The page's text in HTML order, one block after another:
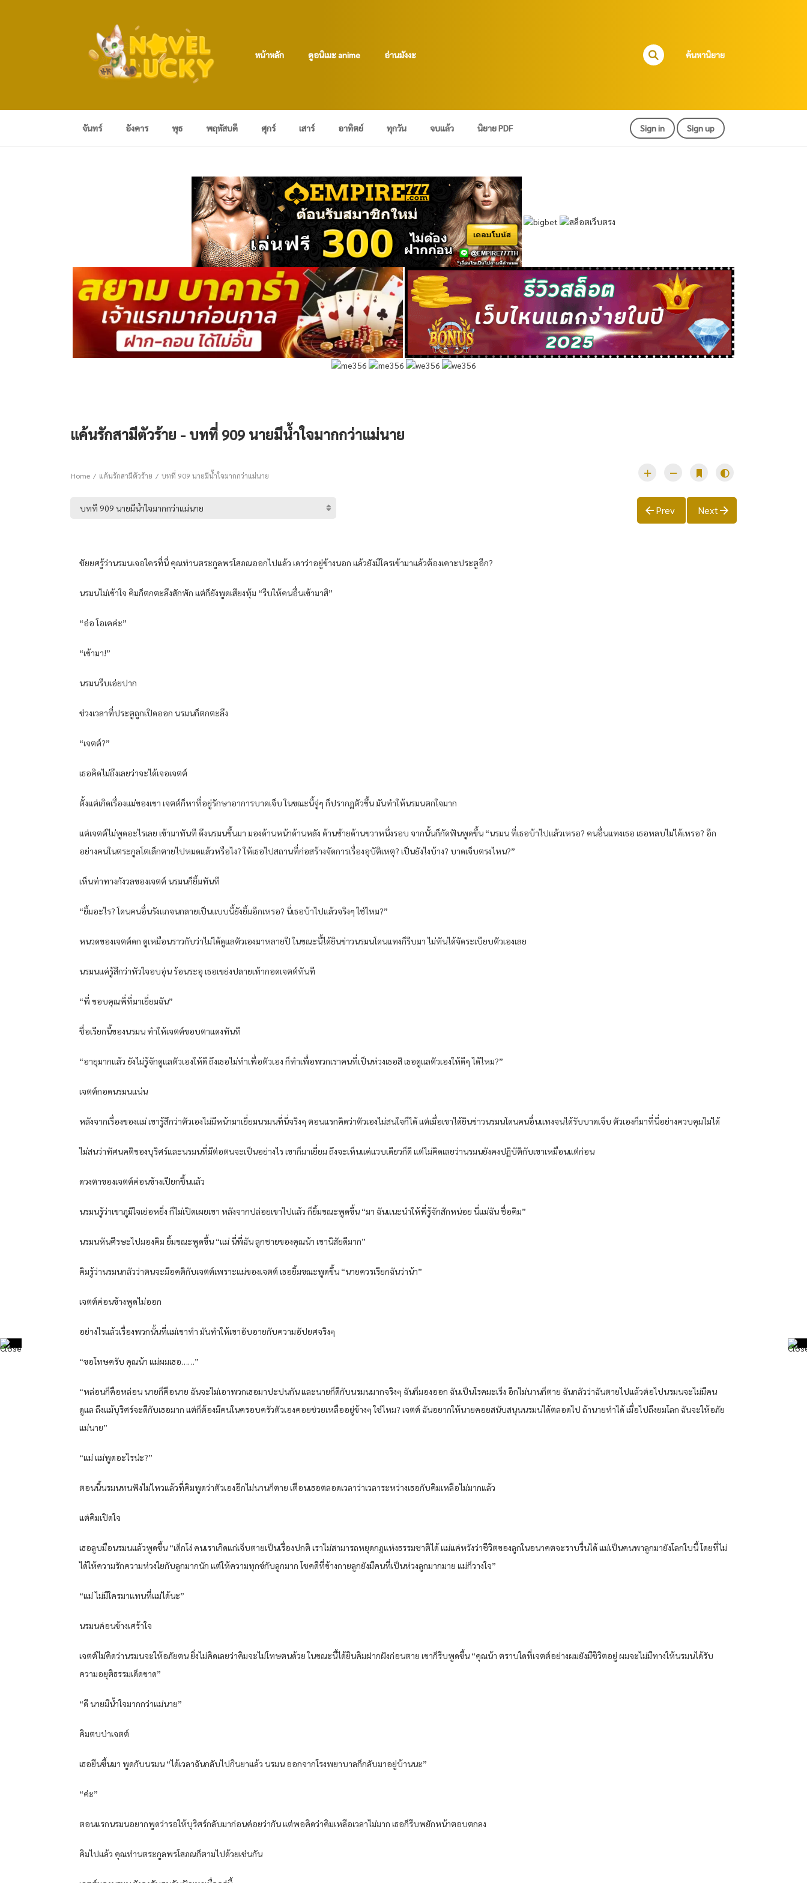
หน้าหลัก ดูอนิเมะ anime อ่านมังงะ ค้นหานิยาย
จันทร์ อังคาร พุธ พฤหัสบดี ศุกร์ เสาร์ อาทิตย์ ทุกวัน จบแล้ว นิยาย PDF Sign in Sign up
แค้นรักสามีตัวร้าย - บทที่ 909 นายมีน้ำใจมากกว่าแม่นาย
Home แค้นรักสามีตัวร้าย บทที่ 909 นายมีน้ำใจมากกว่าแม่นาย
Prev Next
ชัยยศรู้ว่านรมนเจอใครที่นี่ คุณท่านตระกูลพรโสภณออกไปแล้ว เดาว่าอยู่ข้างนอก แล้วยังมีใครเข้ามาแล้วต้องเคาะประตูอีก?
นรมนไม่เข้าใจ คิมก็ตกตะลึงสักพัก แต่ก็ยังพูดเสียงทุ้ม “รีบให้คนอื่นเข้ามาสิ”
“อ่อ โอเคค่ะ”
“เข้ามา!”
นรมนรีบเอ่ยปาก
ช่วงเวลาที่ประตูถูกเปิดออก นรมนก็ตกตะลึง
“เจตต์?”
เธอคิดไม่ถึงเลยว่าจะได้เจอเจตต์
ตั้งแต่เกิดเรื่องแม่ของเขา เจตต์ก็หาที่อยู่รักษาอาการบาดเจ็บ ในขณะนี้จู่ๆ ก็ปรากฏตัวขึ้น มันทำให้นรมนตกใจมาก
แต่เจตต์ไม่พูดอะไรเลย เข้ามาทันที ดึงนรมนขึ้นมา มองด้านหน้าด้านหลัง ด้านซ้ายด้านขวาหนึ่งรอบ จากนั้นก็กัดฟันพูดขึ้น “นรมน ที่เธอบ้าไปแล้วเหรอ? คนอื่นแทงเธอ เธอหลบไม่ได้เหรอ? อีก
อย่างคนในตระกูลโตเล็กตายไปหมดแล้วหรือไง? ให้เธอไปสถานที่ก่อสร้างจัดการเรื่องอุบัติเหตุ? เป็นยังไงบ้าง? บาดเจ็บตรงไหน?”
เห็นท่าทางกังวลของเจตต์ นรมนก็ยิ้มทันที
“ยิ้มอะไร? โดนคนอื่นรังแกจนกลายเป็นแบบนี้ยังยิ้มอีกเหรอ? นี่เธอบ้าไปแล้วจริงๆ ใช่ไหม?”
หนวดของเจตต์ดก ดูเหมือนราวกับว่าไม่ได้ดูแลตัวเองมาหลายปี ในขณะนี้ได้ยินข่าวนรมนโดนแทงก็รีบมา ไม่ทันได้จัดระเบียบตัวเองเลย
นรมนแค่รู้สึกว่าหัวใจอบอุ่น ร้อนระอุ เธอเขย่งปลายเท้ากอดเจตต์ทันที
“พี่ ขอบคุณพี่ที่มาเยี่ยมฉัน”
ชื่อเรียกนี้ของนรมน ทำให้เจตต์ขอบตาแดงทันที
“อายุมากแล้ว ยังไม่รู้จักดูแลตัวเองให้ดี ถึงเธอไม่ทำเพื่อตัวเอง ก็ทำเพื่อพวกเราคนที่เป็นห่วงเธอสิ เธอดูแลตัวเองให้ดีๆ ได้ไหม?”
เจตต์กอดนรมนแน่น
หลังจากเรื่องของแม่ เขารู้สึกว่าตัวเองไม่มีหน้ามาเยี่ยมนรมนที่นี่จริงๆ ตอนแรกคิดว่าตัวเองไม่สนใจก็ได้ แต่เมื่อเขาได้ยินข่าวนรมนโดนคนอื่นแทงจนได้รับบาดเจ็บ ตัวเองก็มาที่นี่อย่างควบคุมไม่ได้
ไม่สนว่าทัศนคติของบุริศร์และนรมนที่มีต่อตนจะเป็นอย่างไร เขาก็มาเยี่ยม ถึงจะเห็นแค่แวบเดียวก็ดี แต่ไม่คิดเลยว่านรมนยังคงปฏิบัติกับเขาเหมือนแต่ก่อน
ดวงตาของเจตต์ค่อนข้างเปียกชื้นแล้ว
นรมนรู้ว่าเขาภูมิใจเย่อหยิ่ง ก็ไม่เปิดเผยเขา หลังจากปล่อยเขาไปแล้ว ก็ยิ้มขณะพูดขึ้น “มา ฉันแนะนำให้พี่รู้จักสักหน่อย นี่แม่ฉัน ชื่อคิม”
นรมนหันศีรษะไปมองคิม ยิ้มขณะพูดขึ้น “แม่ นี่พี่ฉัน ลูกชายของคุณน้า เขานิสัยดีมาก”
คิมรู้ว่านรมนกลัวว่าตนจะมีอคติกับเจตต์เพราะแม่ของเจตต์ เธอยิ้มขณะพูดขึ้น “นายควรเรียกฉันว่าน้า”
เจตต์ค่อนข้างพูดไม่ออก
อย่างไรแล้วเรื่องพวกนั้นที่แม่เขาทำ มันทำให้เขาอับอายกับความอัปยศจริงๆ
“ขอโทษครับ คุณน้า แม่ผมเธอ……”
“หล่อนก็คือหล่อน นายก็คือนาย ฉันจะไม่เอาพวกเธอมาปะปนกัน และนายก็ดีกับนรมนมากจริงๆ ฉันก็มองออก ฉันเป็นโรคมะเร็ง อีกไม่นานก็ตาย ฉันกลัวว่าฉันตายไปแล้วต่อไปนรมนจะไม่มีคน
ดูแล ถึงแม้บุริศร์จะดีกับเธอมาก แต่ก็ต้องมีคนในครอบครัวตัวเองคอยช่วยเหลืออยู่ข้างๆ ใช่ไหม? เจตต์ ฉันอยากให้นายคอยสนับสนุนนรมนได้ตลอดไป ถ้านายทำได้ เมื่อไปถึงยมโลก ฉันจะให้อภัย
แม่นาย”
“แม่ แม่พูดอะไรน่ะ?”
ตอนนี้นรมนทนฟังไม่ไหวแล้วที่คิมพูดว่าตัวเองอีกไม่นานก็ตาย เตือนเธอตลอดเวลาว่าเวลาระหว่างเธอกับคิมเหลือไม่มากแล้ว
แต่คิมเปิดใจ
เธอลูบมือนรมนแล้วพูดขึ้น “เด็กโง่ คนเราเกิดแก่เจ็บตายเป็นเรื่องปกติ เราไม่สามารถหยุดกฎแห่งธรรมชาติได้ แม่แค่หวังว่าชีวิตของลูกในอนาคตจะราบรื่นได้ แม่เป็นคนพาลูกมายังโลกใบนี้ โดยที่ไม่
ได้ให้ความรักความห่วงใยกับลูกมากนัก แต่ให้ความทุกข์กับลูกมาก โชคดีที่ข้างกายลูกยังมีคนที่เป็นห่วงลูกมากมาย แม่ก็วางใจ”
“แม่ ไม่มีใครมาแทนที่แม่ได้นะ”
นรมนค่อนข้างเศร้าใจ
เจตต์ไม่คิดว่านรมนจะให้อภัยตน ยิ่งไม่คิดเลยว่าคิมจะไม่โทษตนด้วย ในขณะนี้ได้ยินคิมฝากฝังก่อนตาย เขาก็รีบพูดขึ้น “คุณน้า ตราบใดที่เจตต์อย่างผมยังมีชีวิตอยู่ ผมจะไม่มีทางให้นรมนได้รับ
ความอยุติธรรมเด็ดขาด”
“ดี นายมีน้ำใจมากกว่าแม่นาย”
คิมตบบ่าเจตต์
เธอยืนขึ้นมา พูดกับนรมน “ได้เวลาฉันกลับไปกินยาแล้ว นรมน ออกจากโรงพยาบาลก็กลับมาอยู่บ้านนะ”
“ค่ะ”
ตอนแรกนรมนอยากพูดว่ารอให้บุริศร์กลับมาก่อนค่อยว่ากัน แต่พอคิดว่าคิมเหลือเวลาไม่มาก เธอก็รีบพยักหน้าตอบตกลง
คิมไปแล้ว คุณท่านตระกูลพรโสภณก็ตามไปด้วยเช่นกัน